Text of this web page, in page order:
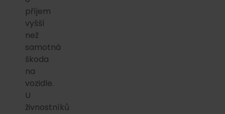
příjem
vyšší
než
samotná
škoda
na
vozidle.
U
živnostníků